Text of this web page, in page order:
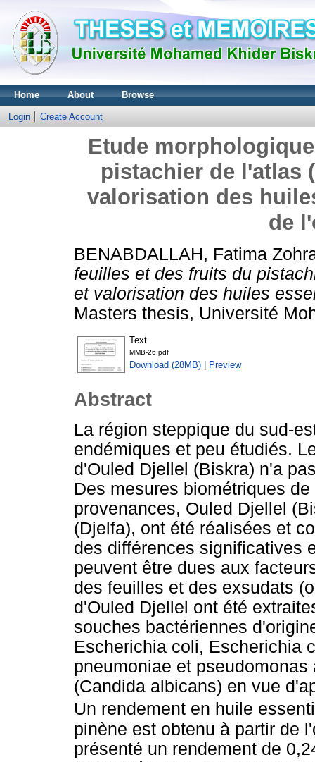
Home About Browse
Login Create Account
Etude
pistachier de l'atlas
valorisation des
de
BENABDALLAH, Fatima
feuilles et des fruits du
et valorisation des huiles
Masters thesis, Université
Text
MMB-26.pdf
Download (28MB) | Preview
Abstract
La région steppique du sud-
endémiques et peu étudiés.
d'Ouled Djellel (Biskra) n'a
Des mesures biométriques
provenances, Ouled Djellel
(Djelfa), ont été réalisées et
des différences significatives
peuvent être dues aux
des feuilles et des exsudats
d'Ouled Djellel ont été
souches bactériennes
Escherichia coli, Escherichia
pneumoniae et
(Candida albicans) en vue
Un rendement en huile
pinène est obtenu à partir de
présenté un rendement de